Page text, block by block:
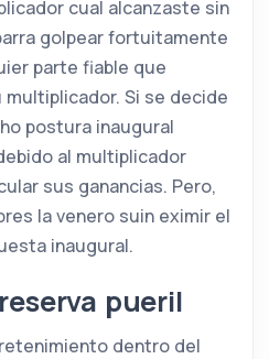
cual alcanzaste sin
golpear fortuitamente
parte fiable que
Si se decide
postura inaugural
al multiplicador
sus ganancias. Pero,
la venero suin eximir el
inaugural.
pueril
dentro del